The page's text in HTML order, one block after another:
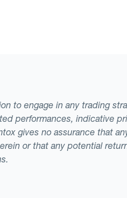
to engage in any trading
performances, indicative
gives no assurance that
or that any potential